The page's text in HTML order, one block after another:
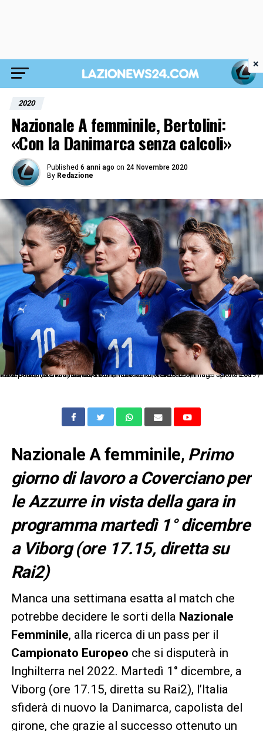
2020
Nazionale A femminile, Bertolini:
«Con la Danimarca senza calcoli»
Published 6 anni ago on 24 Novembre 2020
By Redazione
Montpellier (Francia) 25/06/2019 - Mondiali di calcio femminile Francia 2019 / Italia-Cina / foto Richard Gosselin/Panoramic/Insidefoto/Image Sport nella foto: Cristiana Girelli-Barbara Bonansea-Valentina Giacinti
Nazionale A femminile, Primo
giorno di lavoro a Coverciano per
le Azzurre in vista della gara in
programma martedì 1° dicembre
a Viborg (ore 17.15, diretta su
Rai2)
Manca una settimana esatta al match che
potrebbe decidere le sorti della Nazionale
Femminile, alla ricerca di un pass per il
Campionato Europeo che si disputerà in
Inghilterra nel 2022. Martedì 1° dicembre, a
Viborg (ore 17.15, diretta su Rai2), l’Italia
sfiderà di nuovo la Danimarca, capolista del
girone, che grazie al successo ottenuto un
×